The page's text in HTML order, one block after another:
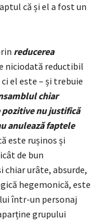
că și el a fost un
reducerea
niciodată reductibil
el este – și trebuie
chiar
pozitive nu justifică
anulează faptele
este rușinos și
de bun
chiar urâte, absurde,
hegemonică, este
într-un personaj
grupului